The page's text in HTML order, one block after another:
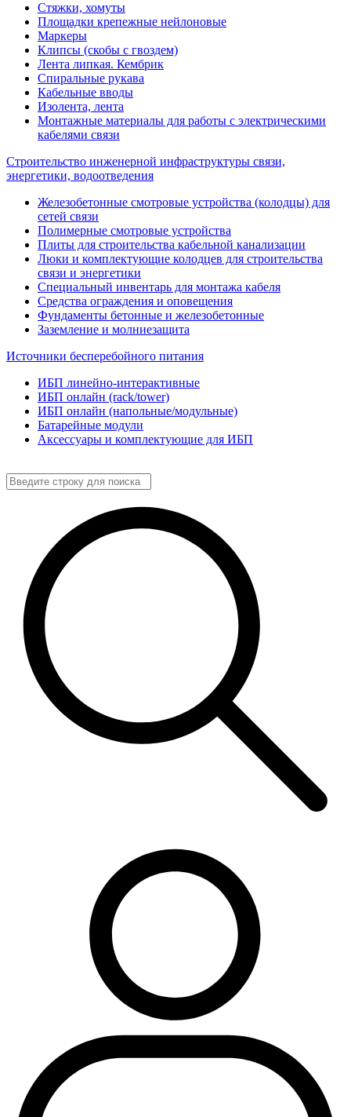
Стяжки, хомуты
Площадки крепежные нейлоновые
Маркеры
Клипсы (скобы с гвоздем)
Лента липкая. Кембрик
Спиральные рукава
Кабельные вводы
Изолента, лента
Монтажные материалы для работы с электрическими
кабелями связи
Строительство инженерной инфраструктуры связи,
энергетики, водоотведения
Железобетонные смотровые устройства (колодцы) для
сетей связи
Полимерные смотровые устройства
Плиты для строительства кабельной канализации
Люки и комплектующие колодцев для строительства
связи и энергетики
Специальный инвентарь для монтажа кабеля
Средства ограждения и оповещения
Фундаменты бетонные и железобетонные
Заземление и молниезащита
Источники бесперебойного питания
ИБП линейно-интерактивные
ИБП онлайн (rack/tower)
ИБП онлайн (напольные/модульные)
Батарейные модули
Аксессуары и комплектующие для ИБП